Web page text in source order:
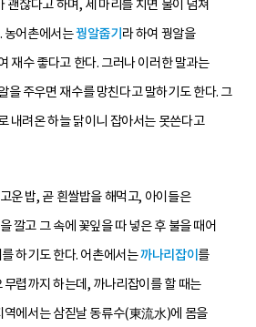
괜찮다고 하며, 세 마리를 치면 물이 넘쳐
농어촌에서는꿩알줍기 라 하여 꿩알을
재수 좋다고 한다. 그러나 이러한 말과는
을 주우면 재수를 망친다고 말하기도 한다. 그
내려온 하늘 닭이니 잡아서는 못쓴다고
운 밥, 곧 흰쌀밥을 해먹고, 아이들은
깔고 그 속에 꽃잎을 따 넣은 후 불을 때어
하기도 한다. 어촌에서는까나리잡이 를
렵까지 하는데, 까나리잡이를 할 때는
역에서는 삼짇날 동류수(東流水)에 몸을